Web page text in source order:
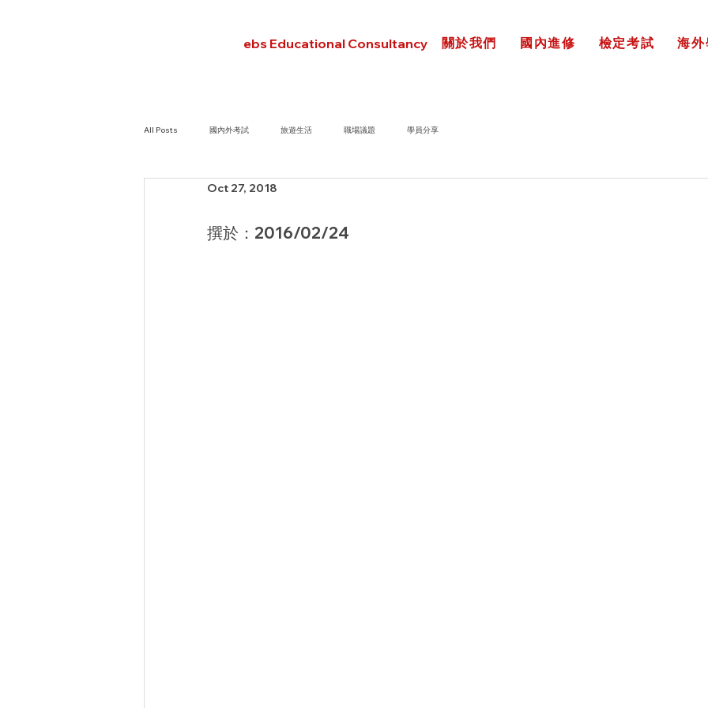
ebs Educational Consultancy 關於我們 國內進修 檢定考試 海
All Posts 國內外考試 旅遊生活 職場議題 學員分享
Oct 27, 2018
撰於：2016/02/24